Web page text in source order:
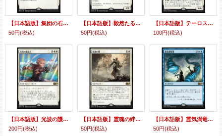
【日本語版】集団の石灰化/Mass Calcify
50円(税込)
【日本語版】毅然たる大天使/Resolute Archangel
50円(税込)
【日本語版】テーロスの魂/Soul of Theros
100円(税込)
【日本語版】光波の護法印/Spectra Ward
200円(税込)
【日本語版】霊魂の絆/Spirit Bonds
50円(税込)
【日本語版】霊気渦竜巻/AEtherspouts
50円(税込)